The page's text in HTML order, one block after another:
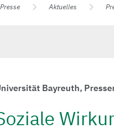
Campus-Uni
Presse Aktuelles
Bayreuth,